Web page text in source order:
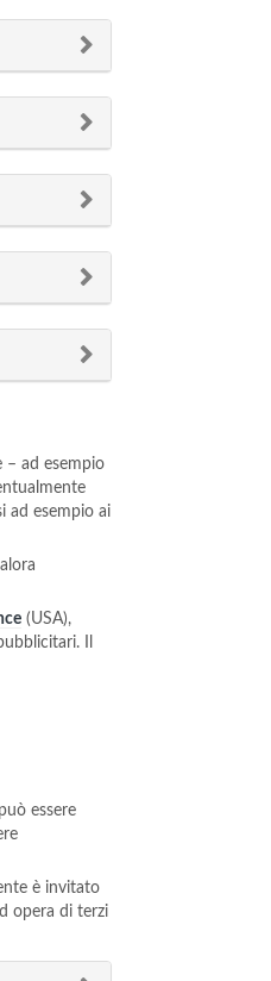
– ad esempio
ad esempio ai
(USA),
Il
essere
è invitato
opera di terzi